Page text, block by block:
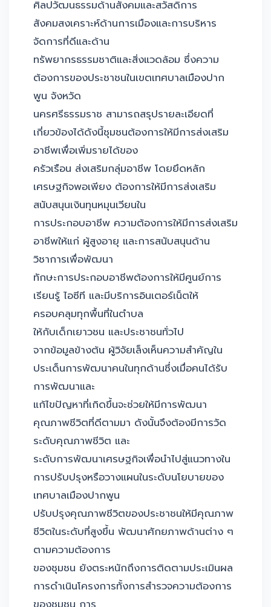
ศิลปวัฒนธรรมด้านสังคมและสวัสดิการ
สังคมสงเคราะห์ด้านการเมืองและการบริหาร
จัดการที่ดีและด้าน
ทรัพยากรธรรมชาติและสิ่งแวดล้อม ซึ่งความ
ต้องการของประชาชนในเขตเทศบาลเมืองปาก
พูน จังหวัด
นครศรีธรรมราช สามารถสรุปรายละเอียดที่
เกี่ยวข้องได้ดังนี้ชุมชนต้องการให้มีการส่งเสริม
อาชีพเพื่อเพิ่มรายได้ของ
ครัวเรือน ส่งเสริมกลุ่มอาชีพ โดยยึดหลัก
เศรษฐกิจพอเพียง ต้องการให้มีการส่งเสริม
สนับสนุนเงินทุนหมุนเวียนใน
การประกอบอาชีพ ความต้องการให้มีการส่งเสริม
อาชีพให้แก่ ผู้สูงอายุ และการสนับสนุนด้าน
วิชาการเพื่อพัฒนา
ทักษะการประกอบอาชีพต้องการให้มีศูนย์การ
เรียนรู้ ไอซีที และมีบริการอินเตอร์เน็ตให้
ครอบคลุมทุกพื้นที่ในตำบล
ให้กับเด็กเยาวชน และประชาชนทั่วไป
จากข้อมูลข้างต้น ผู้วิจัยเล็งเห็นความสำคัญใน
ประเด็นการพัฒนาคนในทุกด้านซึ่งเมื่อคนได้รับ
การพัฒนาและ
แก้ไขปัญหาที่เกิดขึ้นจะช่วยให้มีการพัฒนา
คุณภาพชีวิตที่ดีตามมา ดังนั้นจึงต้องมีการวัด
ระดับคุณภาพชีวิต และ
ระดับการพัฒนาเศรษฐกิจเพื่อนำไปสู่แนวทางใน
การปรับปรุงหรือวางแผนในระดับนโยบายของ
เทศบาลเมืองปากพูน
ปรับปรุงคุณภาพชีวิตของประชาชนให้มีคุณภาพ
ชีวิตในระดับที่สูงขึ้น พัฒนาศักยภาพด้านต่าง ๆ
ตามความต้องการ
ของชุมชน ยังตระหนักถึงการติดตามประเมินผล
การดำเนินโครงการทั้งการสำรวจความต้องการ